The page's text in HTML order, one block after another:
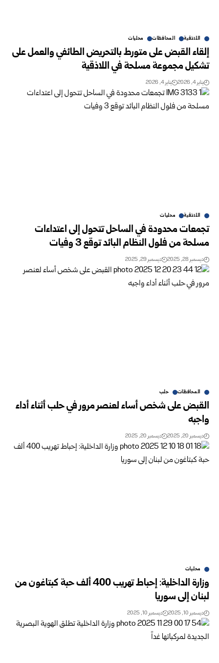
اللاذقية المحافظات محليات
إلقاء القبض على متورط بالتحريض الطائفي والعمل على
تشكيل مجموعة مسلحة في اللاذقية
يناير 4, 2026 يناير 4, 2026
اللاذقية محليات
تجمعات محدودة في الساحل تتحول إلى اعتداءات
مسلحة من فلول النظام البائد توقع 3 وفيات
ديسمبر 28, 2025 ديسمبر 29, 2025
المحافظات حلب
القبض على شخص أساء لعنصر مرور في حلب أثناء أداء
واجبه
ديسمبر 20, 2025 ديسمبر 20, 2025
محليات
وزارة الداخلية: إحباط تهريب 400 ألف حبة كبتاغون من
لبنان إلى سوريا
ديسمبر 10, 2025 ديسمبر 10, 2025